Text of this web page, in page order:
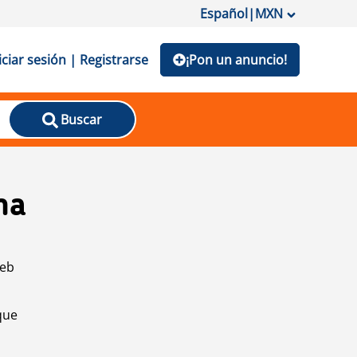
Español|MXN
sesión | Registrarse ¡Pon un anuncio!
Buscar